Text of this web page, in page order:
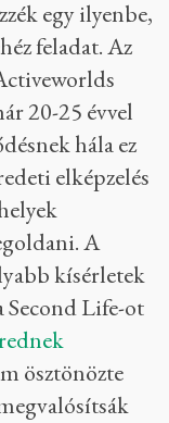
egy ilyenbe,
feladat. Az
20-25 évvel
hála ez
elképzelés
A
kísérletek
Second Life-ot
ösztönözte